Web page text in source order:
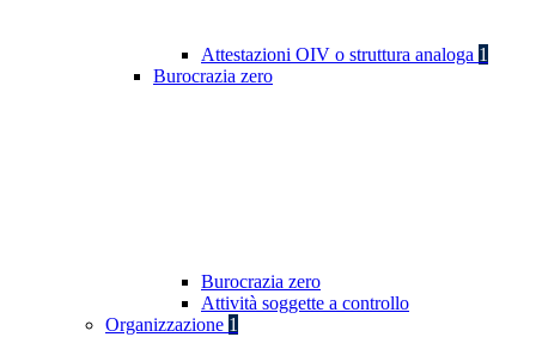
Attestazioni OIV o struttura analoga 1
Burocrazia zero
Burocrazia zero
Attività soggette a controllo
Organizzazione 1